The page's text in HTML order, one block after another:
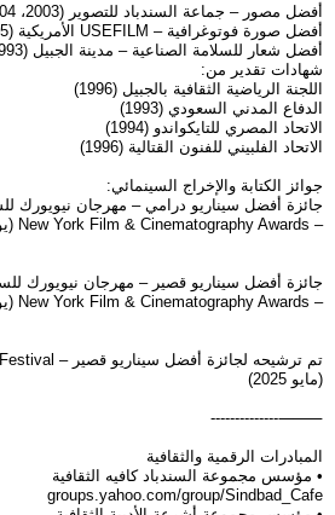
أفضل مصور – جماعة السندباد للتصوير (2003، 2004، 2005)
أفضل صورة فوتوغرافية – USEFILM الأمريكية (2005)
أفضل شعار للسلامة الصناعية – مدينة الجبيل (1993)
شهادات تقدير من:
اللجنة الرياضية الثقافية بالجبيل (1996)
الدفاع المدني السعودي (1993)
الاتحاد المصري للتايكواندو (1994)
الاتحاد الفلبيني للفنون القتالية (1996)
جوائز الكتابة والإخراج السينمائي:
جائزة أفضل سيناريو درامي – مهرجان نيويورك
– New York Film & Cinematography Awards (يونيو 2025)
جائزة أفضل سيناريو قصير – مهرجان نيويورك
– New York Film & Cinematography Awards (يونيو 2025)
(مايو 2025)
⸻--------------
المبادرات الرقمية والثقافية
• مؤسس مجموعة السندباد كافيه الثقافية
groups.yahoo.com/group/Sindbad_Cafe